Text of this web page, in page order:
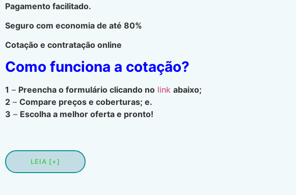
Pagamento facilitado.
Seguro com economia de até 80%
Cotação e contratação online
Como funciona a cotação?
1 – Preencha o formulário clicando no link abaixo;
2 – Compare preços e coberturas; e.
3 – Escolha a melhor oferta e pronto!
LEIA [+]